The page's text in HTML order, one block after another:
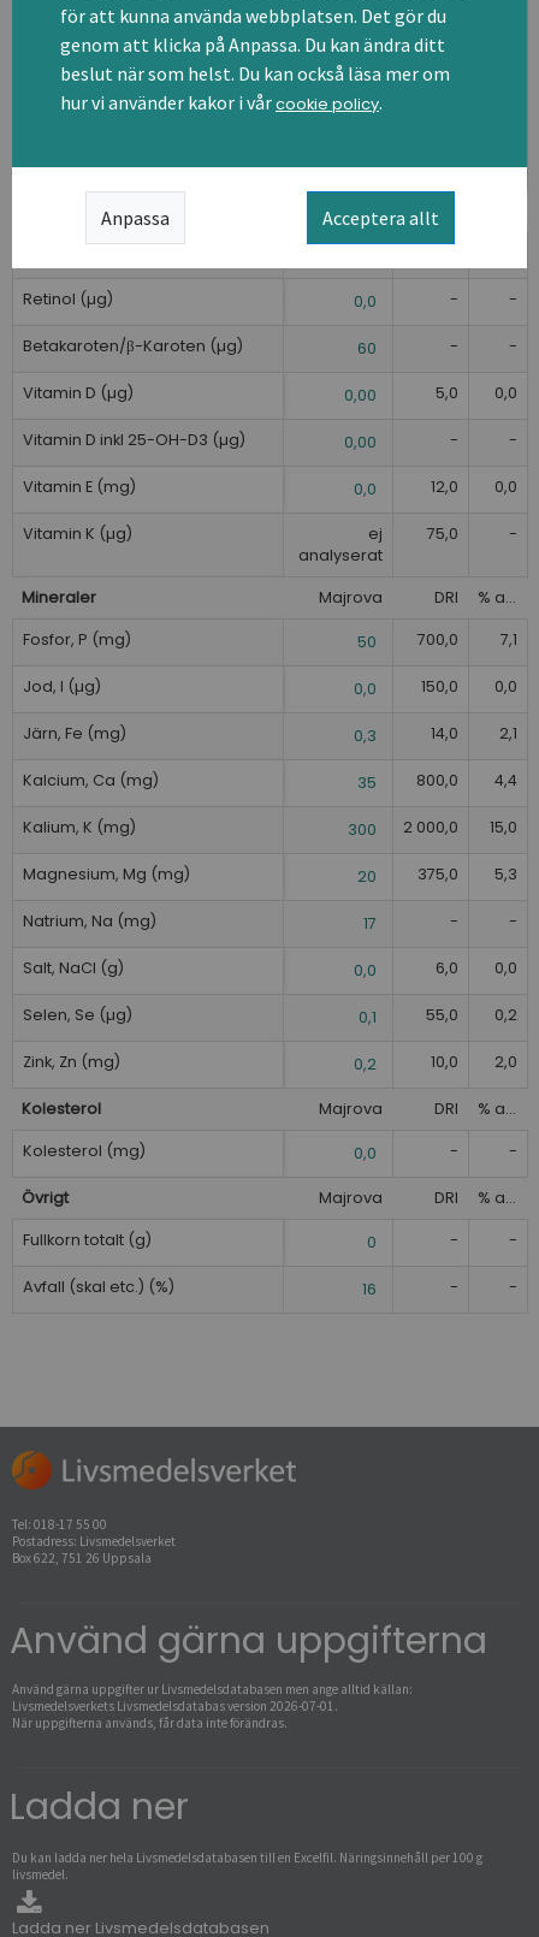
Vitamin B6 (mg) 0,08 1,4
Folat, totalt (µg) 20,0 200,0
Vitamin B12 (µg) 0,00
Vitamin C (mg) 16,0 80,0 20,0
Fettlösliga vitaminer Majrova
Retinol (µg) 0,0 - -
Betakaroten/β-Karoten (µg) 60 - -
Vitamin D (µg) 0,00 5,0 0,0
Vitamin D inkl 25-OH-D3 (µg) 0,00 - -
Vitamin E (mg) 0,0 12,0 0,0
Vitamin K (µg)
ej
analyserat
75,0 -
Mineraler Majrova DRI % av DRI
Fosfor, P (mg) 50 700,0 7,1
Jod, I (µg) 0,0 150,0 0,0
Järn, Fe (mg) 0,3 14,0 2,1
Kalcium, Ca (mg) 35 800,0 4,4
Kalium, K (mg) 300 2 000,0 15,0
Magnesium, Mg (mg) 20 375,0 5,3
Natrium, Na (mg) 17 - -
Salt, NaCl (g) 0,0 6,0 0,0
Selen, Se (µg) 0,1 55,0 0,2
Zink, Zn (mg) 0,2 10,0 2,0
Kolesterol Majrova DRI % av DRI
Kolesterol (mg) 0,0 - -
Övrigt Majrova DRI % av DRI
Fullkorn totalt (g) 0 - -
Avfall (skal etc.) (%) 16 - -
Tel: 018-17 55 00
Postadress: Livsmedelsverket
Box 622, 751 26 Uppsala
Använd gärna uppgifterna
Använd gärna uppgifter ur Livsmedels­databasen men ange alltid källan:
Livsmedelsverkets Livsmedelsdatabas version 2026-07-01 .
När uppgifterna används, får data inte förändras.
Ladda ner
Du kan ladda ner hela Livsmedels­databasen till en Excelfil. Näringsinnehåll per 100 g
livsmedel.
Ladda ner Livsmedelsdatabasen
för att kunna använda webbplatsen. Det gör du
genom att klicka på Anpassa. Du kan ändra ditt
beslut när som helst. Du kan också läsa mer om
hur vi använder kakor i vårcookie policy.
Anpassa Acceptera allt